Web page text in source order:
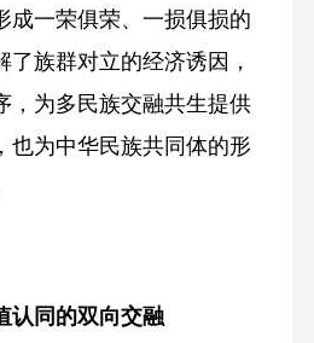
成一荣俱荣、一损俱损的
族群对立的经济诱因，
，为多民族交融共生提供
也为中华民族共同体的形
同的双向交融